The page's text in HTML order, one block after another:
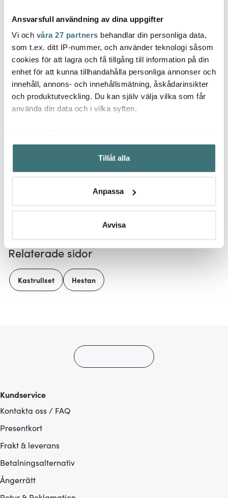
Ansvarsfull användning av dina uppgifter
Vi och våra 27 partners behandlar din personliga data,
som t.ex. ditt IP-nummer, och använder teknologi såsom
cookies för att lagra och få tillgång till information på din
enhet för att kunna tillhandahålla personliga annonser och
innehåll, annons- och innehållsmätning, åskådarinsikter
och produktutveckling. Du kan själv välja vilka som får
använda din data och i vilka syften.
Samla in information om din geografiska plats som
kan ha en noggrannhet på upp till flera meter
Identifiera din enhet genom att aktivt skanna den för
Ta reda på mer om hur dina personliga uppgifter
Du kan ändra eller dra tillbaka ditt samtycke när som
Vi använder cookies för att innehållet och annonserna
ska anpassas efter det som vi tror att du tycker om. Det
gör också att vi kan analysera vår trafik och göra
Tillåt alla
Anpassa
Avvisa
Hestan
Provisions rostfri bunke
skålset 3 delar
2599 kr
Hestan
Provisions pastainsats
26 cm/7,6 L
1969 kr
Låt dig inspireras av våra kunder
Relaterade sidor
Kastrullset Hestan
Kundservice
Kontakta oss / FAQ
Presentkort
Frakt & leverans
Betalningsalternativ
Ångerrätt